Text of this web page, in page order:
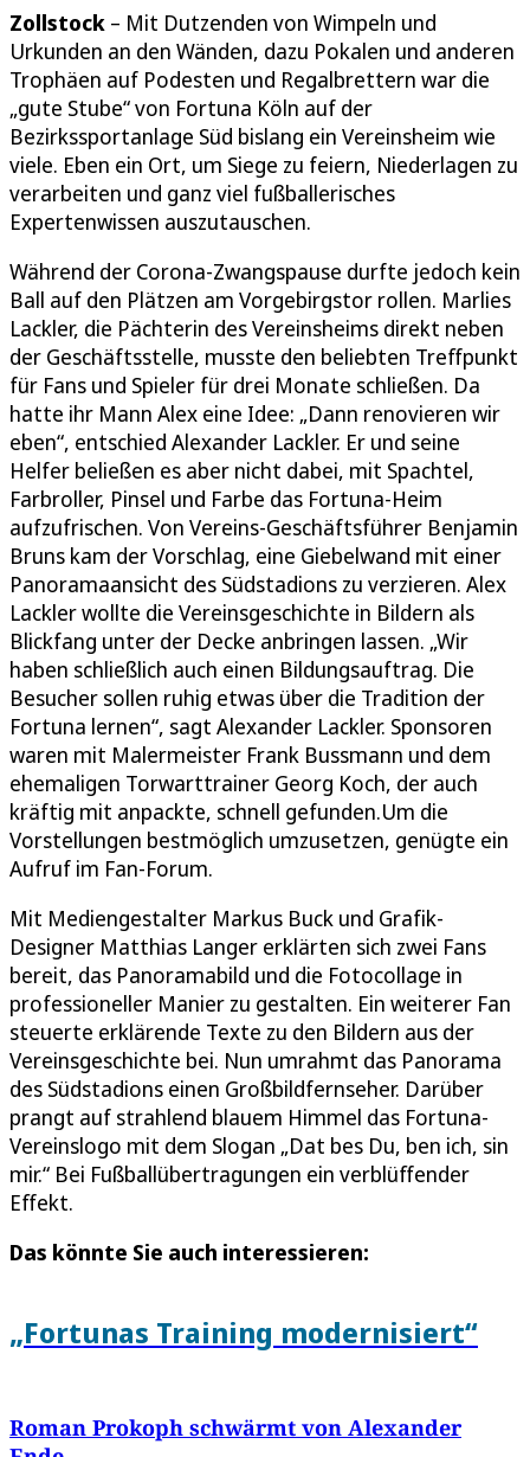
Zollstock – Mit Dutzenden von Wimpeln und
Urkunden an den Wänden, dazu Pokalen und anderen
Trophäen auf Podesten und Regalbrettern war die
„gute Stube“ von Fortuna Köln auf der
Bezirkssportanlage Süd bislang ein Vereinsheim wie
viele. Eben ein Ort, um Siege zu feiern, Niederlagen zu
verarbeiten und ganz viel fußballerisches
Expertenwissen auszutauschen.
Während der Corona-Zwangspause durfte jedoch kein
Ball auf den Plätzen am Vorgebirgstor rollen. Marlies
Lackler, die Pächterin des Vereinsheims direkt neben
der Geschäftsstelle, musste den beliebten Treffpunkt
für Fans und Spieler für drei Monate schließen. Da
hatte ihr Mann Alex eine Idee: „Dann renovieren wir
eben“, entschied Alexander Lackler. Er und seine
Helfer beließen es aber nicht dabei, mit Spachtel,
Farbroller, Pinsel und Farbe das Fortuna-Heim
aufzufrischen. Von Vereins-Geschäftsführer Benjamin
Bruns kam der Vorschlag, eine Giebelwand mit einer
Panoramaansicht des Südstadions zu verzieren. Alex
Lackler wollte die Vereinsgeschichte in Bildern als
Blickfang unter der Decke anbringen lassen. „Wir
haben schließlich auch einen Bildungsauftrag. Die
Besucher sollen ruhig etwas über die Tradition der
Fortuna lernen“, sagt Alexander Lackler. Sponsoren
waren mit Malermeister Frank Bussmann und dem
ehemaligen Torwarttrainer Georg Koch, der auch
kräftig mit anpackte, schnell gefunden.Um die
Vorstellungen bestmöglich umzusetzen, genügte ein
Aufruf im Fan-Forum.
Mit Mediengestalter Markus Buck und Grafik-
Designer Matthias Langer erklärten sich zwei Fans
bereit, das Panoramabild und die Fotocollage in
professioneller Manier zu gestalten. Ein weiterer Fan
steuerte erklärende Texte zu den Bildern aus der
Vereinsgeschichte bei. Nun umrahmt das Panorama
des Südstadions einen Großbildfernseher. Darüber
prangt auf strahlend blauem Himmel das Fortuna-
Vereinslogo mit dem Slogan „Dat bes Du, ben ich, sin
mir.“ Bei Fußballübertragungen ein verblüffender
Effekt.
Das könnte Sie auch interessieren:
„Fortunas Training modernisiert“
Roman Prokoph schwärmt von Alexander